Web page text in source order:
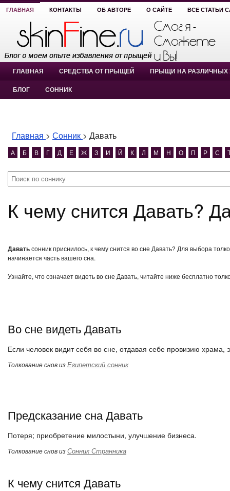
ГЛАВНАЯ КОНТАКТЫ ОБ АВТОРЕ О САЙТЕ ВСЕ СТАТЬИ
ГЛАВНАЯ СРЕДСТВА ОТ ПРЫЩЕЙ ПРЫЩИ НА РАЗЛИЧНЫХ
БЛОГ СОННИК
Главная > Сонник > Давать
А Б В Г Д Е Ж З И Й К Л М Н О П Р С
К чему снится Давать?
Даватьсонник приснилось, к чему снится во сне Давать? Для выбора
начинается часть вашего сна.
Узнайте, что означает видеть во сне Давать, читайте ниже бесплатно
Во сне видеть Давать
Если человек видит себя во сне, отдавая себе провизию храма,
Толкование снов изЕгипетский сонник
Предсказание сна Давать
Потеря; приобретение милостыни, улучшение бизнеса.
Толкование снов изСонник Странника
К чему снится Давать